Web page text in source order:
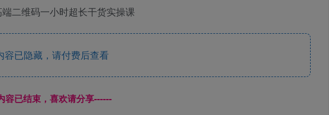
二维码一小时超长干货实操课
已隐藏，请付费后查看
容已结束，喜欢请分享------